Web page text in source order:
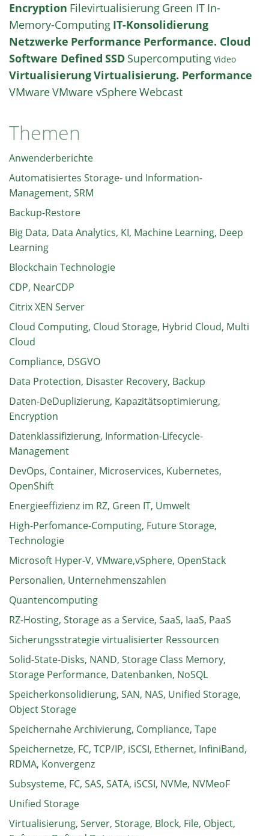
Encryption Filevirtualisierung Green IT In-
Memory-Computing IT-Konsolidierung
Netzwerke Performance Performance. Cloud
Software Defined SSD Supercomputing Video
VirtualisierungVirtualisierung. Performance
VMwareVMware vSphereWebcast
Themen
Anwenderberichte
Automatisiertes Storage- und Information-
Management, SRM
Backup-Restore
Big Data, Data Analytics, KI, Machine Learning, Deep
Learning
Blockchain Technologie
CDP, NearCDP
Citrix XEN Server
Cloud Computing, Cloud Storage, Hybrid Cloud, Multi
Cloud
Compliance, DSGVO
Data Protection, Disaster Recovery, Backup
Daten-DeDuplizierung, Kapazitätsoptimierung,
Encryption
Datenklassifizierung, Information-Lifecycle-
Management
DevOps, Container, Microservices, Kubernetes,
OpenShift
Energieeffizienz im RZ, Green IT, Umwelt
High-Perfomance-Computing, Future Storage,
Technologie
Microsoft Hyper-V, VMware,vSphere, OpenStack
Personalien, Unternehmenszahlen
Quantencomputing
RZ-Hosting, Storage as a Service, SaaS, IaaS, PaaS
Sicherungsstrategie virtualisierter Ressourcen
Solid-State-Disks, NAND, Storage Class Memory,
Storage Performance, Datenbanken, NoSQL
Speicherkonsolidierung, SAN, NAS, Unified Storage,
Object Storage
Speichernahe Archivierung, Compliance, Tape
Speichernetze, FC, TCP/IP, iSCSI, Ethernet, InfiniBand,
RDMA, Konvergenz
Subsysteme, FC, SAS, SATA, iSCSI, NVMe, NVMeoF
Unified Storage
Virtualisierung, Server, Storage, Block, File, Object,